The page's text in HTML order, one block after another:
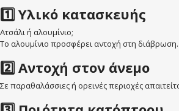
1️⃣ Υλικό κατασκευής
Ατσάλι ή αλουμίνιο;
Το αλουμίνιο προσφέρει αντοχή στη διάβρωση.
2️⃣ Αντοχή στον άνεμο
Σε παραθαλάσσιες ή ορεινές περιοχές